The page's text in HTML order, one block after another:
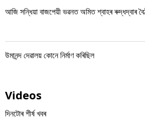
আজি সন্ধিয়া বাজপেয়ী ভৱনত অমিত শ্বাহৰ ৰুদ্ধদ্বাৰ
উমানন্দ দেৱালয় কোনে নিৰ্মাণ কৰিছিল
Videos
দিনটোৰ শীৰ্ষ খবৰ